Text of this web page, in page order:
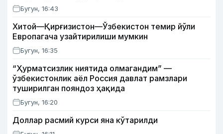
Бугун, 16:43
Хитой—Қирғизистон—Ўзбекистон темир йўли
Европагача узайтирилиши мумкин
Бугун, 16:35
“Ҳурматсизлик ниятида олмагандим” —
ўзбекистонлик аёл Россия давлат рамзлари
туширилган пояндоз ҳақида
Бугун, 16:20
Доллар расмий курси яна кўтарилди